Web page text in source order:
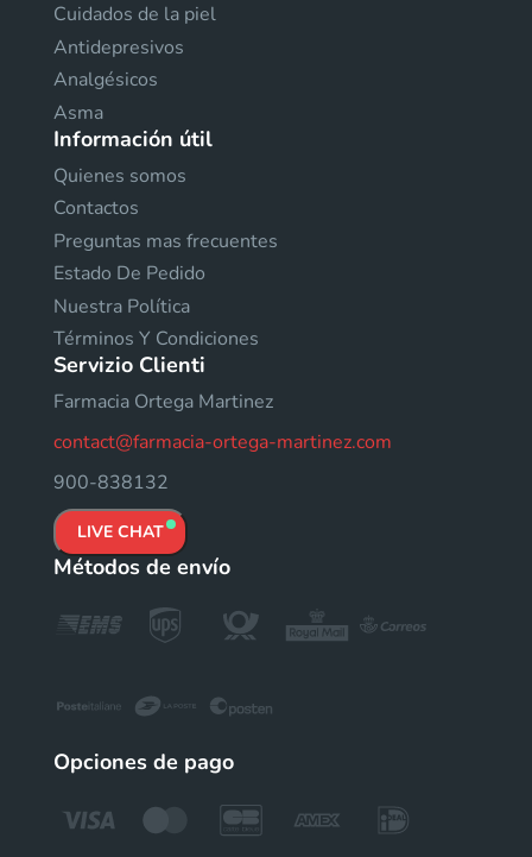
Cuidados de la piel
Antidepresivos
Analgésicos
Asma
Información útil
Quienes somos
Contactos
Preguntas mas frecuentes
Estado De Pedido
Nuestra Política
Términos Y Condiciones
Servizio Clienti
Farmacia Ortega Martinez
contact@farmacia-ortega-martinez.com
900-838132
LIVE CHAT
Métodos de envío
Opciones de pago